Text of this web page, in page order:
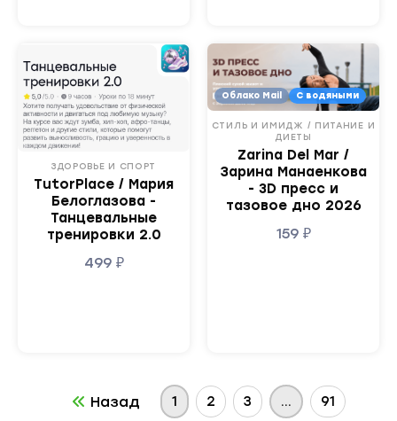
ЗДОРОВЬЕ И СПОРТ
TutorPlace / Мария
Белоглазова -
Танцевальные
тренировки 2.0
499 ₽
Облако Mail С водяными
СТИЛЬ И ИМИДЖ / ПИТАНИЕ И
ДИЕТЫ
Zarina Del Mar /
Зарина Манаенкова
- 3D пресс и
тазовое дно 2026
159 ₽
Назад 1 2 3 ... 91